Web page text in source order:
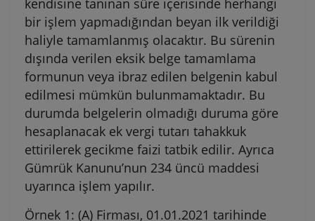
bir işlem yapmadığından beyan ilk verildiği
haliyle tamamlanmış olacaktır. Bu sürenin
dışında verilen eksik belge tamamlama
formunun veya ibraz edilen belgenin kabul
edilmesi mümkün bulunmamaktadır. Bu
durumda belgelerin olmadığı duruma göre
hesaplanacak ek vergi tutarı tahakkuk
ettirilerek gecikme faizi tatbik edilir. Ayrıca
Gümrük Kanunu’nun 234 üncü maddesi
uyarınca işlem yapılır.
Örnek 1: (A) Firması, 01.01.2021 tarihinde